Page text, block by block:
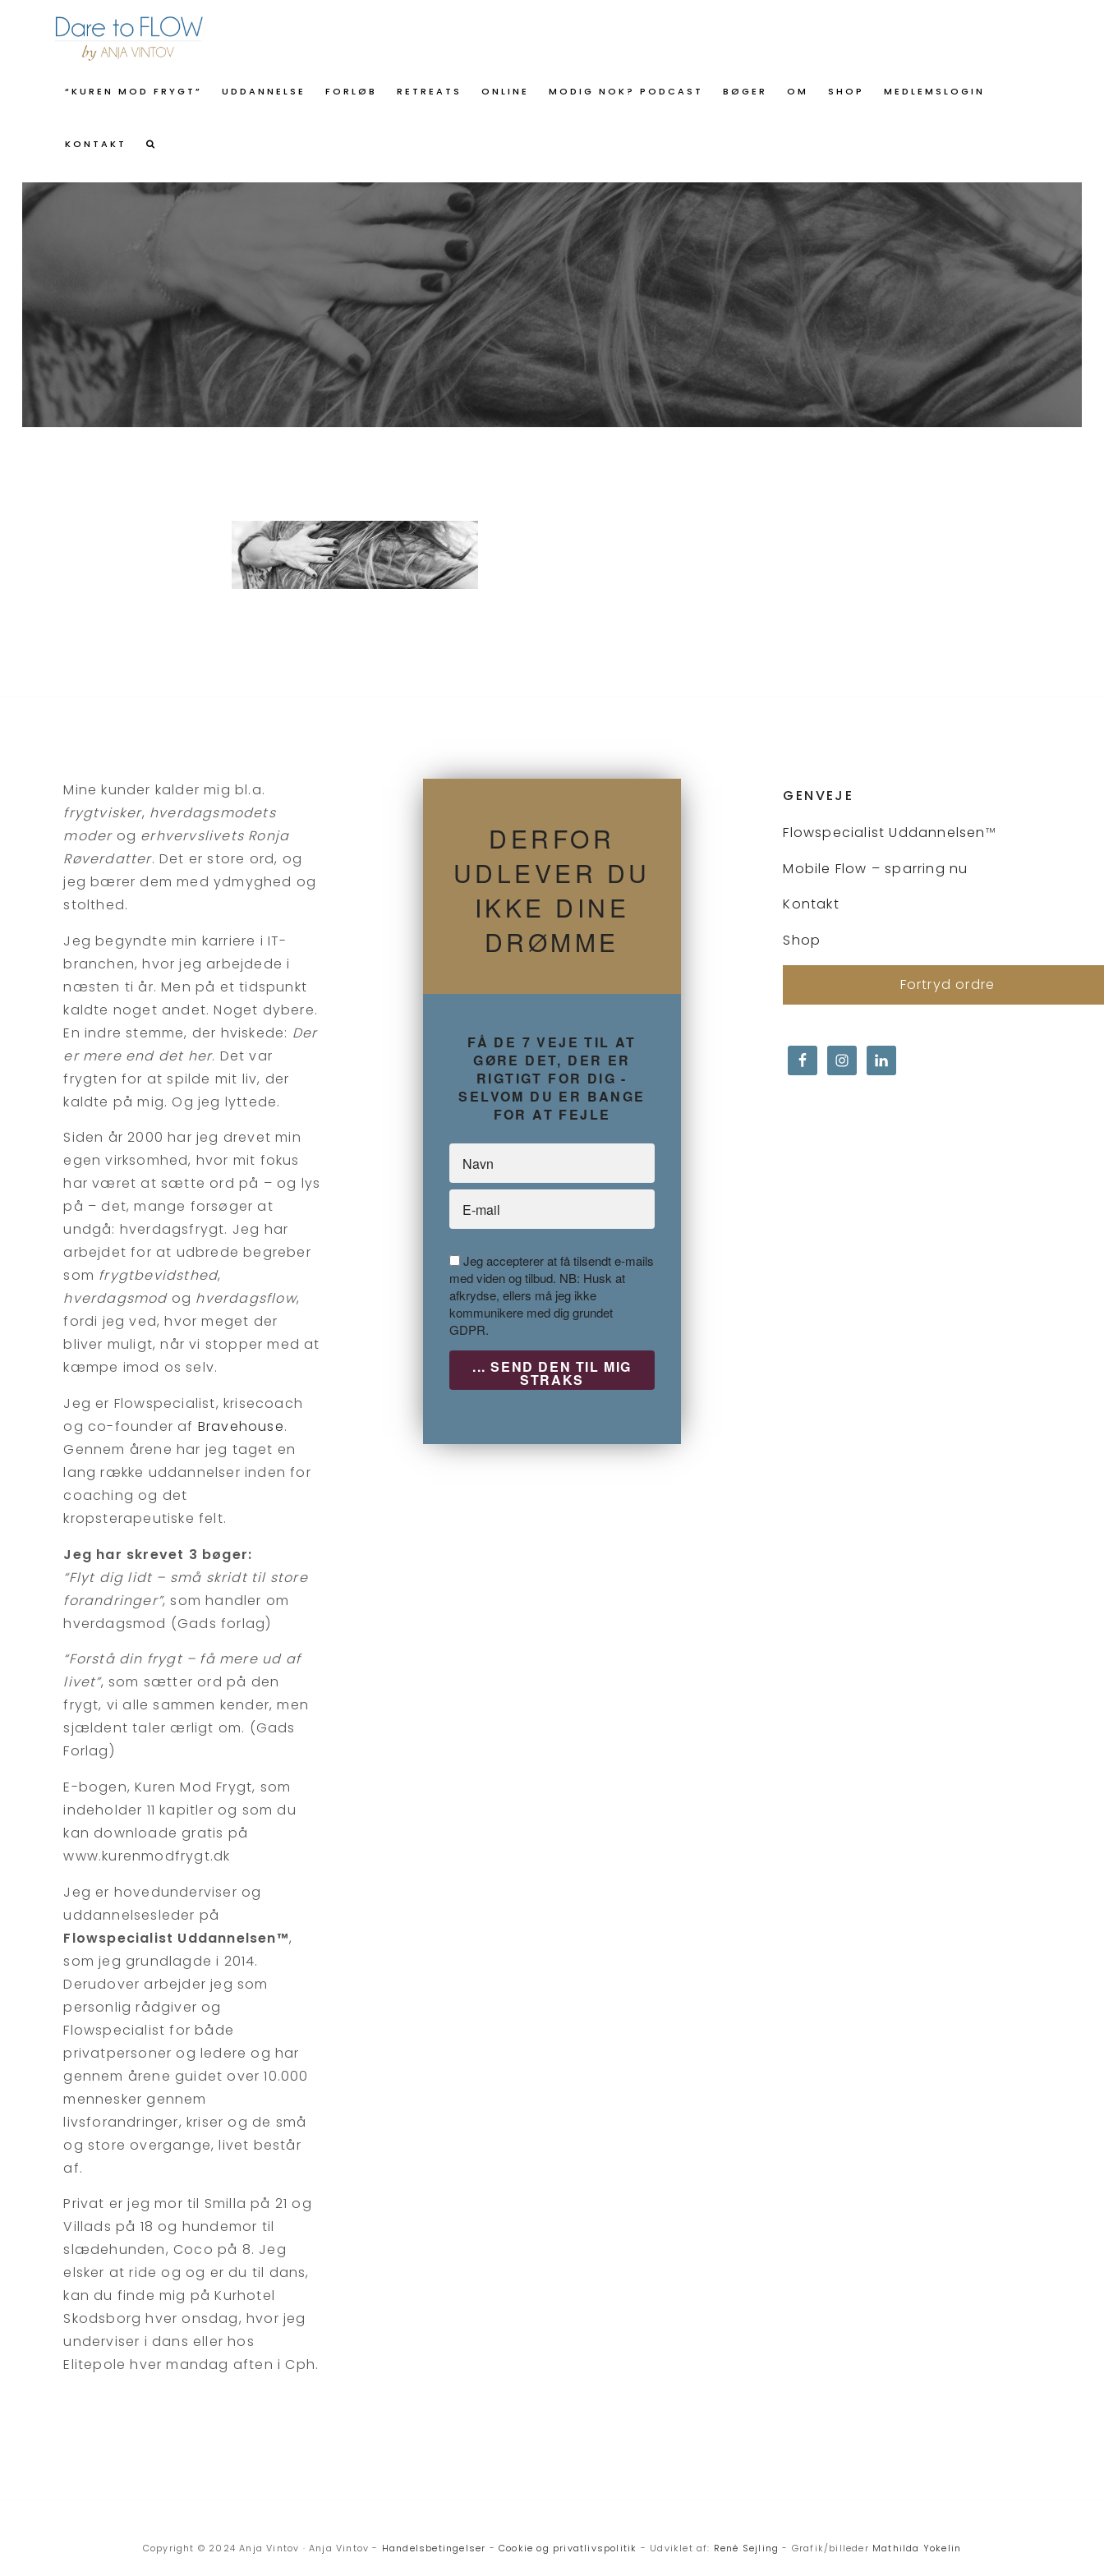
“KUREN MOD FRYGT” UDDANNELSE FORLØB RETREATS ONLINE MODIG NOK? PODCAST BØGER OM SHOP MEDLEMSLOGIN
KONTAKT
Mine kunder kalder mig bl.a.
frygtvisker, hverdagsmodets
moderog erhvervslivets Ronja
Røverdatter. Det er store ord, og
jeg bærer dem med ydmyghed og
stolthed.
Jeg begyndte min karriere i IT-
branchen, hvor jeg arbejdede i
næsten ti år. Men på et tidspunkt
kaldte noget andet. Noget dybere.
En indre stemme, der hviskede: Der
er mere end det her. Det var
frygten for at spilde mit liv, der
kaldte på mig. Og jeg lyttede.
Siden år 2000 har jeg drevet min
egen virksomhed, hvor mit fokus
har været at sætte ord på – og lys
på – det, mange forsøger at
undgå: hverdagsfrygt. Jeg har
arbejdet for at udbrede begreber
som frygtbevidsthed,
hverdagsmodog hverdagsflow,
fordi jeg ved, hvor meget der
bliver muligt, når vi stopper med at
kæmpe imod os selv.
Jeg er Flowspecialist, krisecoach
og co-founder af Bravehouse.
Gennem årene har jeg taget en
lang række uddannelser inden for
coaching og det
kropsterapeutiske felt.
Jeg har skrevet 3 bøger:
“Flyt dig lidt – små skridt til store
forandringer”, som handler om
hverdagsmod (Gads forlag)
“Forstå din frygt – få mere ud af
livet”, som sætter ord på den
frygt, vi alle sammen kender, men
sjældent taler ærligt om. (Gads
Forlag)
E-bogen, Kuren Mod Frygt, som
indeholder 11 kapitler og som du
kan downloade gratis på
www.kurenmodfrygt.dk
Jeg er hovedunderviser og
uddannelsesleder på
Flowspecialist Uddannelsen™,
som jeg grundlagde i 2014.
Derudover arbejder jeg som
personlig rådgiver og
Flowspecialist for både
privatpersoner og ledere og har
gennem årene guidet over 10.000
mennesker gennem
livsforandringer, kriser og de små
og store overgange, livet består
af.
Privat er jeg mor til Smilla på 21 og
Villads på 18 og hundemor til
slædehunden, Coco på 8. Jeg
elsker at ride og og er du til dans,
kan du finde mig på Kurhotel
Skodsborg hver onsdag, hvor jeg
underviser i dans eller hos
Elitepole hver mandag aften i Cph.
DERFOR
UDLEVER DU
IKKE DINE
DRØMME
FÅ DE 7 VEJE TIL AT
GØRE DET, DER ER
RIGTIGT FOR DIG -
SELVOM DU ER BANGE
FOR AT FEJLE
Jeg accepterer at få tilsendt e-mails
med viden og tilbud. NB: Husk at
afkrydse, ellers må jeg ikke
kommunikere med dig grundet
GDPR.
GENVEJE
Flowspecialist Uddannelsen™
Mobile Flow – sparring nu
Kontakt
Shop
Fortryd ordre
Copyright © 2024 Anja Vintov · Anja Vintov - Handelsbetingelser -Cookie og privatlivspolitik - Udviklet af: René Sejling - Grafik/billeder Mathilda Yokelin